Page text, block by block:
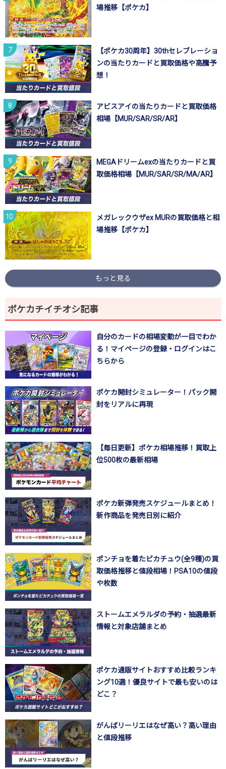
場推移【ポケカ】
【ポケカ30周年】30thセレブレーショ
ンの当たりカードと買取価格や高騰予
想！
アビスアイの当たりカードと買取価格
相場【MUR/SAR/SR/AR】
MEGAドリームexの当たりカードと買
取価格相場【MUR/SAR/SR/MA/AR】
メガレックウザex MURの買取価格と相
場推移【ポケカ】
もっと見る
ポケカチイチオシ記事
自分のカードの相場変動が一目でわか
る！マイページの登録・ログインはこ
ちらから
ポケカ開封シミュレーター！パック開
封をリアルに再現
【毎日更新】ポケカ相場推移！買取上
位500枚の最新相場
ポケカ新弾発売スケジュールまとめ！
新作商品を発売日別に紹介
ポンチョを着たピカチュウ(全9種)の買
取価格推移と値段相場！PSA10の値段
や枚数
ストームエメラルダの予約・抽選最新
情報と対象店舗まとめ
ポケカ通販サイトおすすめ比較ランキ
ング10選！優良サイトで最も安いのは
どこ？
がんばリーリエはなぜ高い？高い理由
と値段推移